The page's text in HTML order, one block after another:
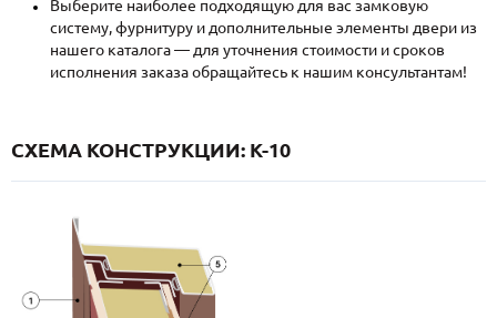
ЗАПРОСИТЬ РАСЧЕТ
Записаться на замер
Выберите наиболее подходящую для вас замковую
систему, фурнитуру и дополнительные элементы двери из
нашего каталога — для уточнения стоимости и сроков
исполнения заказа обращайтесь к нашим консультантам!
СХЕМА КОНСТРУКЦИИ: K-10